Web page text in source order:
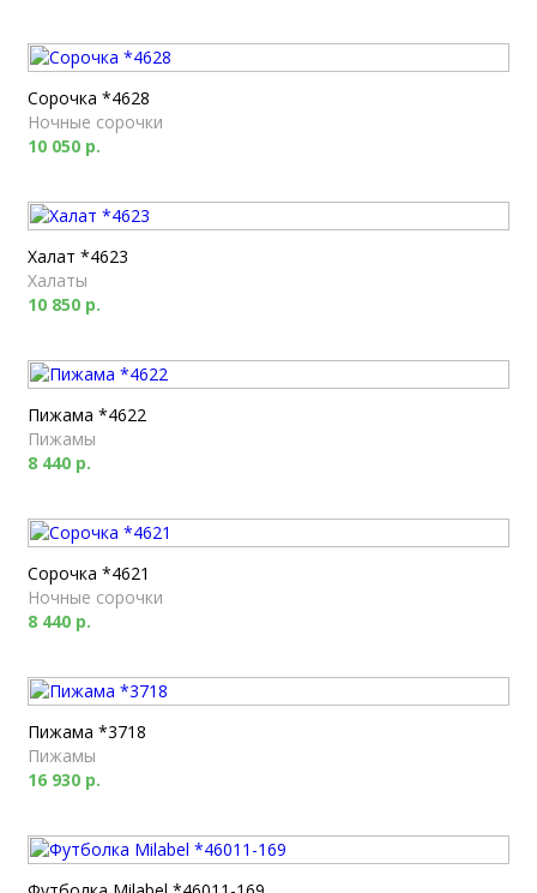
Сорочка *4628
Ночные сорочки
10 050 р.
Халат *4623
Халаты
10 850 р.
Пижама *4622
Пижамы
8 440 р.
Сорочка *4621
Ночные сорочки
8 440 р.
Пижама *3718
Пижамы
16 930 р.